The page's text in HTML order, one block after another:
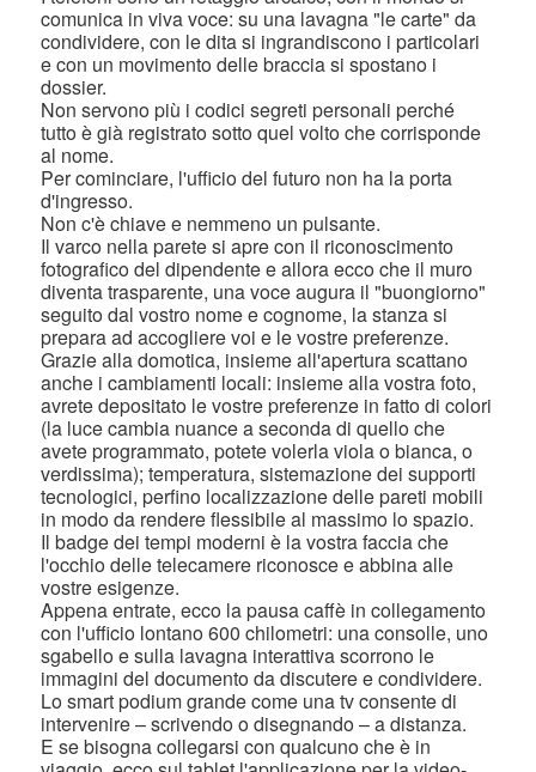
comunica in viva voce: su una lavagna "le carte" da
condividere, con le dita si ingrandiscono i particolari
e con un movimento delle braccia si spostano i
dossier.
Non servono più i codici segreti personali perché
tutto è già registrato sotto quel volto che corrisponde
al nome.
Per cominciare, l'ufficio del futuro non ha la porta
d'ingresso.
Non c'è chiave e nemmeno un pulsante.
Il varco nella parete si apre con il riconoscimento
fotografico del dipendente e allora ecco che il muro
diventa trasparente, una voce augura il "buongiorno"
seguito dal vostro nome e cognome, la stanza si
prepara ad accogliere voi e le vostre preferenze.
Grazie alla domotica, insieme all'apertura scattano
anche i cambiamenti locali: insieme alla vostra foto,
avrete depositato le vostre preferenze in fatto di colori
(la luce cambia nuance a seconda di quello che
avete programmato, potete volerla viola o bianca, o
verdissima); temperatura, sistemazione dei supporti
tecnologici, perfino localizzazione delle pareti mobili
in modo da rendere flessibile al massimo lo spazio.
Il badge dei tempi moderni è la vostra faccia che
l'occhio delle telecamere riconosce e abbina alle
vostre esigenze.
Appena entrate, ecco la pausa caffè in collegamento
con l'ufficio lontano 600 chilometri: una consolle, uno
sgabello e sulla lavagna interattiva scorrono le
immagini del documento da discutere e condividere.
Lo smart podium grande come una tv consente di
intervenire – scrivendo o disegnando – a distanza.
E se bisogna collegarsi con qualcuno che è in